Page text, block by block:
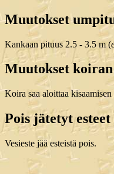
Muutokset
Kankaan pituus 2.5 - 3.5 m (
Muutokset
Koira saa aloittaa
Pois jätetyt esteet
Vesieste jää esteistä pois.